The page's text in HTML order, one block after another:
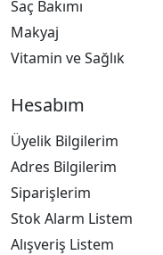
Saç Bakımı
Makyaj
Vitamin ve Sağlık
Hesabım
Üyelik Bilgilerim
Adres Bilgilerim
Siparişlerim
Stok Alarm Listem
Alışveriş Listem